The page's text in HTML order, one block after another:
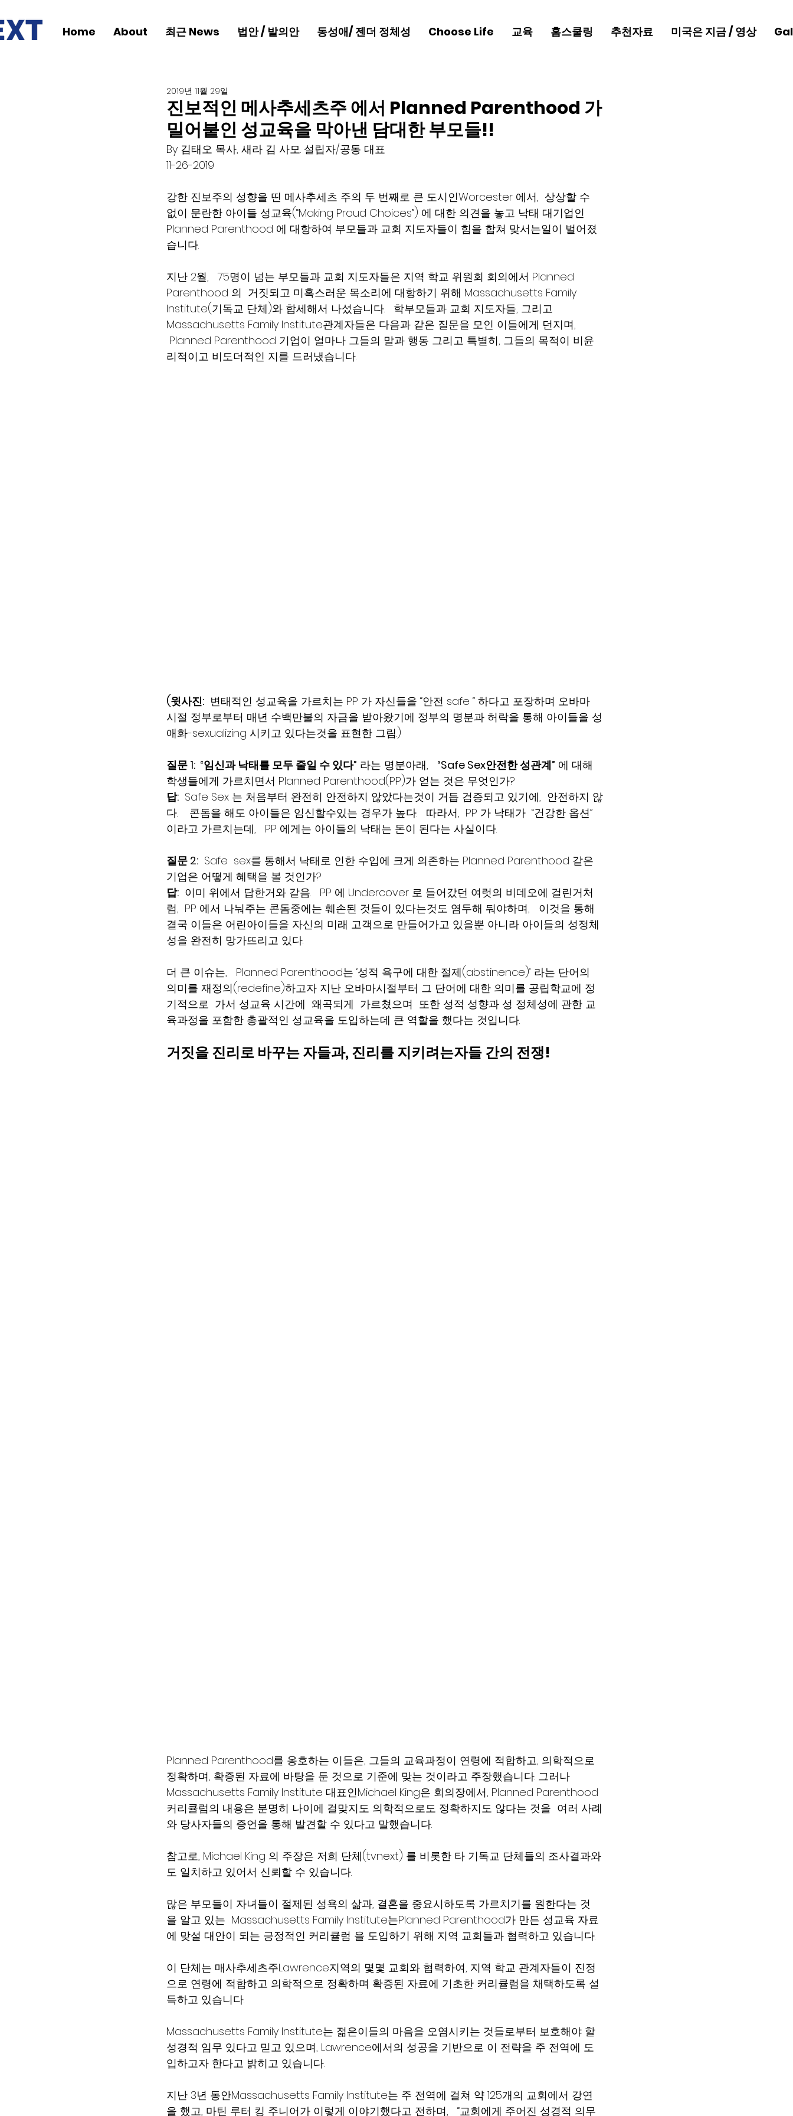
Home About 최근 News 법안 / 발의안 동성애/ 젠더 정체성 Choose Life 교육 홈스쿨링 추천자료 미국은 지금 / 영상
진보적인 메사추세츠주 에서 Planned Parenthood 가
밀어붙인 성교육을 막아낸 담대한 부모들!!
2019년 11월 29일
By 김태오 목사, 새라 김 사모. 설립자/공동 대표
11-26-2019
강한 진보주의 성향을 띤 메사추세츠 주의 두 번째로 큰 도시인Worcester 에서,  상상할 수
없이 문란한 아이들 성교육(“Making Proud Choices”) 에 대한 의견을 놓고 낙태 대기업인
Planned Parenthood 에 대항하여 부모들과 교회 지도자들이 힘을 합쳐 맞서는일이 벌어졌
습니다.
지난 2월,   75명이 넘는 부모들과 교회 지도자들은 지역 학교 위원회 회의에서 Planned
Parenthood 의  거짓되고 미혹스러운 목소리에 대항하기 위해 Massachusetts Family
Institute(기독교 단체)와 합세해서 나섰습니다.   학부모들과 교회 지도자들, 그리고
Massachusetts Family Institute관계자들은 다음과 같은 질문을 모인 이들에게 던지며,
Planned Parenthood 기업이 얼마나 그들의 말과 행동 그리고 특별히, 그들의 목적이 비윤
리적이고 비도더적인 지를 드러냈습니다.
(윗사진: 변태적인 성교육을 가르치는 PP 가 자신들을 “안전 safe “ 하다고 포장하며 오바마
시절 정부로부터 매년 수백만불의 자금을 받아왔기에 정부의 명분과 허락을 통해 아이들을 성
애화-sexualizing 시키고 있다는것을 표현한 그림.)
질문 1:  “임신과 낙태를 모두 줄일 수 있다” 라는 명분아래, “Safe Sex안전한 성관계” 에 대해
학생들에게 가르치면서 Planned Parenthood(PP)가 얻는 것은 무엇인가?
답: Safe Sex 는 처음부터 완전히 안전하지 않았다는것이 거듭 검증되고 있기에,  안전하지 않
다.    콘돔을 해도 아이들은 임신할수있는 경우가 높다.   따라서,  PP 가 낙태가  “건강한 옵션”
이라고 가르치는데,   PP 에게는 아이들의 낙태는 돈이 된다는 사실이다.
질문 2: Safe  sex를 통해서 낙태로 인한 수입에 크게 의존하는 Planned Parenthood 같은
기업은 어떻게 혜택을 볼 것인가?
답: 이미 위에서 답한거와 같음.   PP 에 Undercover 로 들어갔던 여럿의 비데오에 걸린거처
럼,  PP 에서 나눠주는 콘돔중에는 훼손된 것들이 있다는것도 염두해 둬야하며,   이것을 통해
결국 이들은 어린아이들을 자신의 미래 고객으로 만들어가고 있을뿐 아니라 아이들의 성정체
성을 완전히 망가뜨리고 있다.
더 큰 이슈는,   Planned Parenthood는 ‘성적 욕구에 대한 절제(abstinence)’ 라는 단어의
의미를 재정의(redefine)하고자 지난 오바마시절부터 그 단어에 대한 의미를 공립학교에 정
기적으로  가서 성교육 시간에  왜곡되게  가르쳤으며  또한 성적 성향과 성 정체성에 관한 교
육과정을 포함한 총괄적인 성교육을 도입하는데 큰 역할을 했다는 것입니다.
거짓을 진리로 바꾸는 자들과, 진리를 지키려는자들 간의 전쟁!
Planned Parenthood를 옹호하는 이들은, 그들의 교육과정이 연령에 적합하고, 의학적으로
정확하며, 확증된 자료에 바탕을 둔 것으로 기준에 맞는 것이라고 주장했습니다. 그러나
Massachusetts Family Institute 대표인Michael King은 회의장에서, Planned Parenthood
커리큘럼의 내용은 분명히 나이에 걸맞지도 의학적으로도 정확하지도 않다는 것을  여러 사례
와 당사자들의 증언을 통해 발견할 수 있다고 말했습니다.
참고로, Michael King 의 주장은 저희 단체(tvnext) 를 비롯한 타 기독교 단체들의 조사결과와
도 일치하고 있어서 신뢰할 수 있습니다.
많은 부모들이 자녀들이 절제된 성욕의 삶과, 결혼을 중요시하도록 가르치기를 원한다는 것
을 알고 있는  Massachusetts Family Institute는Planned Parenthood가 만든 성교육 자료
에 맞설 대안이 되는 긍정적인 커리큘럼 을 도입하기 위해 지역 교회들과 협력하고 있습니다.
이 단체는 매사추세츠주Lawrence지역의 몇몇 교회와 협력하여, 지역 학교 관계자들이 진정
으로 연령에 적합하고 의학적으로 정확하며 확증된 자료에 기초한 커리큘럼을 채택하도록 설
득하고 있습니다.
Massachusetts Family Institute는 젊은이들의 마음을 오염시키는 것들로부터 보호해야 할
성경적 임무 있다고 믿고 있으며, Lawrence에서의 성공을 기반으로 이 전략을 주 전역에 도
입하고자 한다고 밝히고 있습니다.
지난 3년 동안Massachusetts Family Institute는 주 전역에 걸쳐 약 125개의 교회에서 강연
을 했고, 마틴 루터 킹 주니어가 이렇게 이야기했다고 전하며,   “교회에게 주어진 성경적 의무